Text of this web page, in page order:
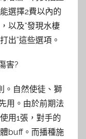
選擇2費以內的
以及“發現水棲
出”這些選項。
害?
。自然使徒、獅
用。由於前期法
用1張，對手的
buff。而播種施